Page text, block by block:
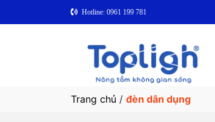
Hotline: 0961 199 781
Trang chủ / đèn dân dụng